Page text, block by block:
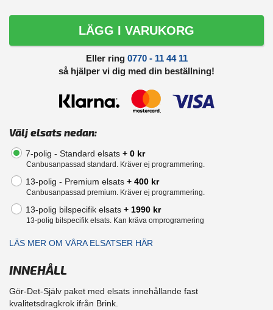
LÄGG I VARUKORG
Eller ring 0770 - 11 44 11
så hjälper vi dig med din beställning!
Välj elsats nedan:
7-polig - Standard elsats + 0 kr
Canbusanpassad standard. Kräver ej programmering.
13-polig - Premium elsats + 400 kr
Canbusanpassad premium. Kräver ej programmering.
13-polig bilspecifik elsats + 1990 kr
13-polig bilspecifik elsats. Kan kräva omprogramering
LÄS MER OM VÅRA ELSATSER HÄR
INNEHÅLL
Gör-Det-Själv paket med elsats innehållande fast
kvalitetsdragkrok ifrån Brink.